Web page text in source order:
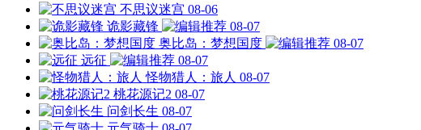
不思议迷宫 08-06
诡影藏锋
08-07
奥比岛：梦想国度
08-07
远征
08-07
怪物猎人：旅人 08-07
桃花源记2 08-07
问剑长生 08-07